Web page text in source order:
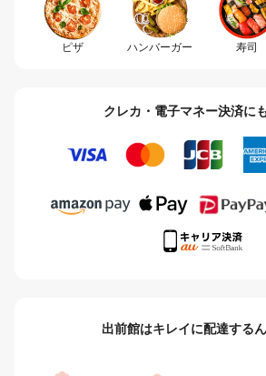
ピザ ハンバーガー 寿司
クレカ・電子マネー決済に
出前館はキレイに配達する